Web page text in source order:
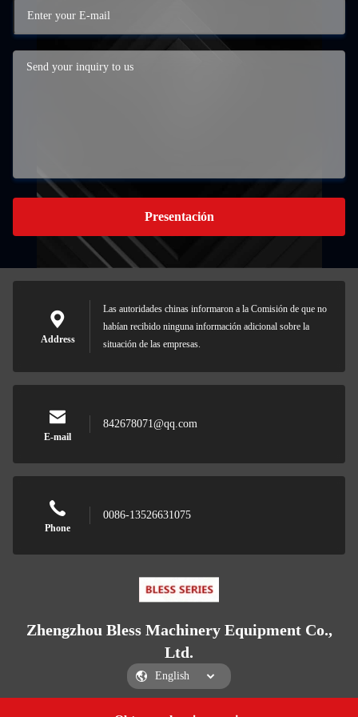
Presentación
Address
Las autoridades chinas informaron a la Comisión de que no
habían recibido ninguna información adicional sobre la
situación de las empresas.
E-mail
842678071@qq.com
Phone
0086-13526631075
Zhengzhou Bless Machinery Equipment Co.,
Ltd.